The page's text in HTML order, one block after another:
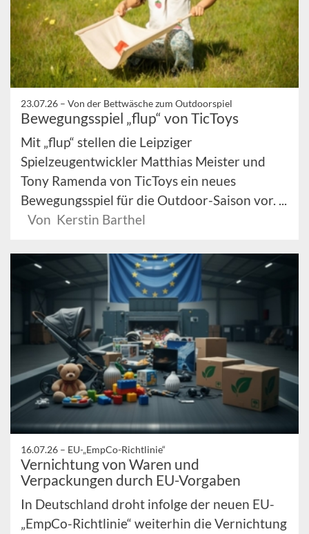
23.07.26 – Von der Bettwäsche zum Outdoorspiel
Bewegungsspiel „flup“ von TicToys
Mit „flup“ stellen die Leipziger
Spielzeugentwickler Matthias Meister und
Tony Ramenda von TicToys ein neues
Bewegungsspiel für die Outdoor-Saison vor. ...
Von Kerstin Barthel
16.07.26 – EU-„EmpCo-Richtlinie“
Vernichtung von Waren und
Verpackungen durch EU-Vorgaben
In Deutschland droht infolge der neuen EU-
„EmpCo-Richtlinie“ weiterhin die Vernichtung